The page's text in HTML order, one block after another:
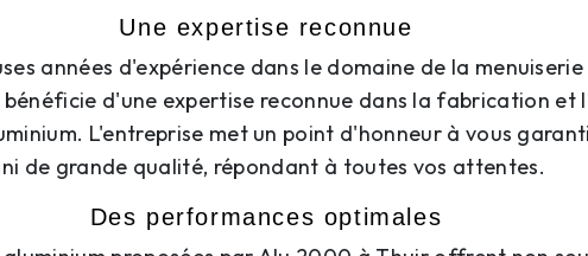
Une expertise reconnue
années d'expérience dans le domaine de la menuiserie
d'une expertise reconnue dans la fabrication et
L'entreprise met un point d'honneur à vous
de grande qualité, répondant à toutes vos attentes.
Des performances optimales